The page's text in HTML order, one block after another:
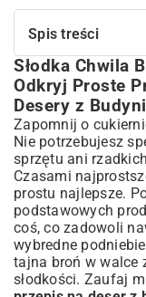
Spis treści
Słodka Chwila Bez
Przepisy na
Dlaczego Deser z
Wybór?
Klasyczne i
Budyniowe
Sekret
Porady
Słodkie
Ratunek Słodkim
Słodka Chwila
Odkryj Proste
Desery z
Zapomnij o
Nie potrzebujesz
sprzętu ani
Czasami
prostu najlepsze.
podstawowych
coś, co zadowoli
wybredne
tajna broń w walce
słodkości. Zaufaj